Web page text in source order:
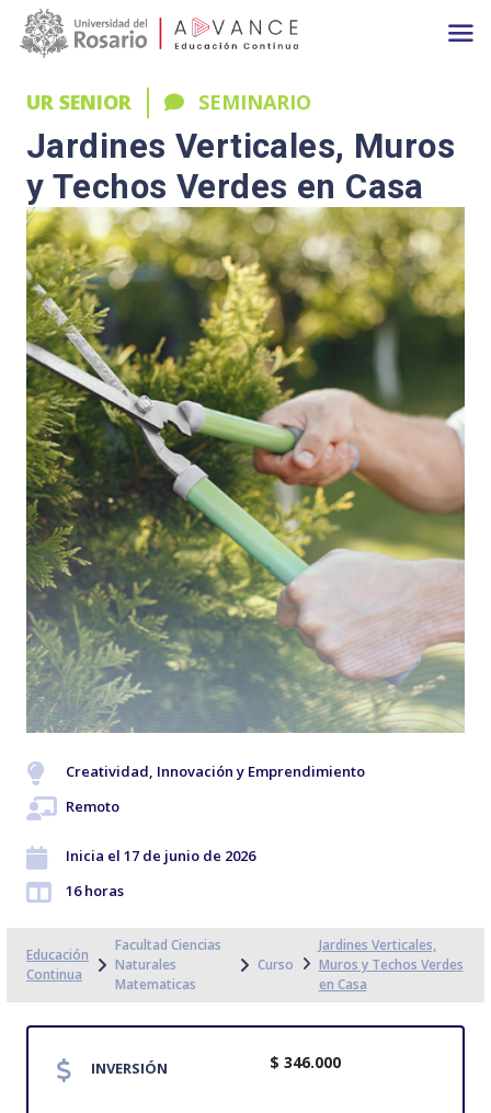
Main navigation
UR SENIOR SEMINARIO
Jardines Verticales, Muros
y Techos Verdes en Casa
Creatividad, Innovación y Emprendimiento
Remoto
Inicia el 17 de junio de 2026
16 horas
Educación
Continua
Facultad Ciencias
Naturales
Matematicas
Curso
Jardines Verticales,
Muros y Techos Verdes
en Casa
INVERSIÓN $ 346.000